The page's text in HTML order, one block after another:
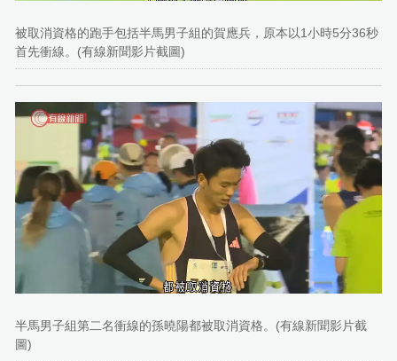
被取消資格的跑手包括半馬男子組的賀應兵，原本以1小時5分36秒
首先衝線。(有線新聞影片截圖)
半馬男子組第二名衝線的孫曉陽都被取消資格。(有線新聞影片截
圖)